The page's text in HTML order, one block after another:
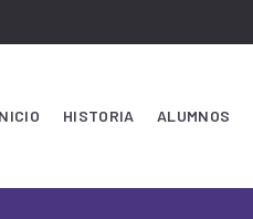
HISTORIA ALUMNOS